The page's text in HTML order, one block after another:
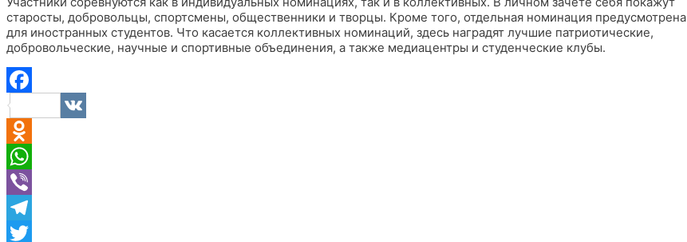
старосты, добровольцы, спортсмены, общественники и творцы. Кроме того, отдельная номинация предусмотрена
для иностранных студентов. Что касается коллективных номинаций, здесь наградят лучшие патриотические,
добровольческие, научные и спортивные объединения, а также медиацентры и студенческие клубы.
Facebook
VK
Odnoklassniki
WhatsApp
Viber
Telegram